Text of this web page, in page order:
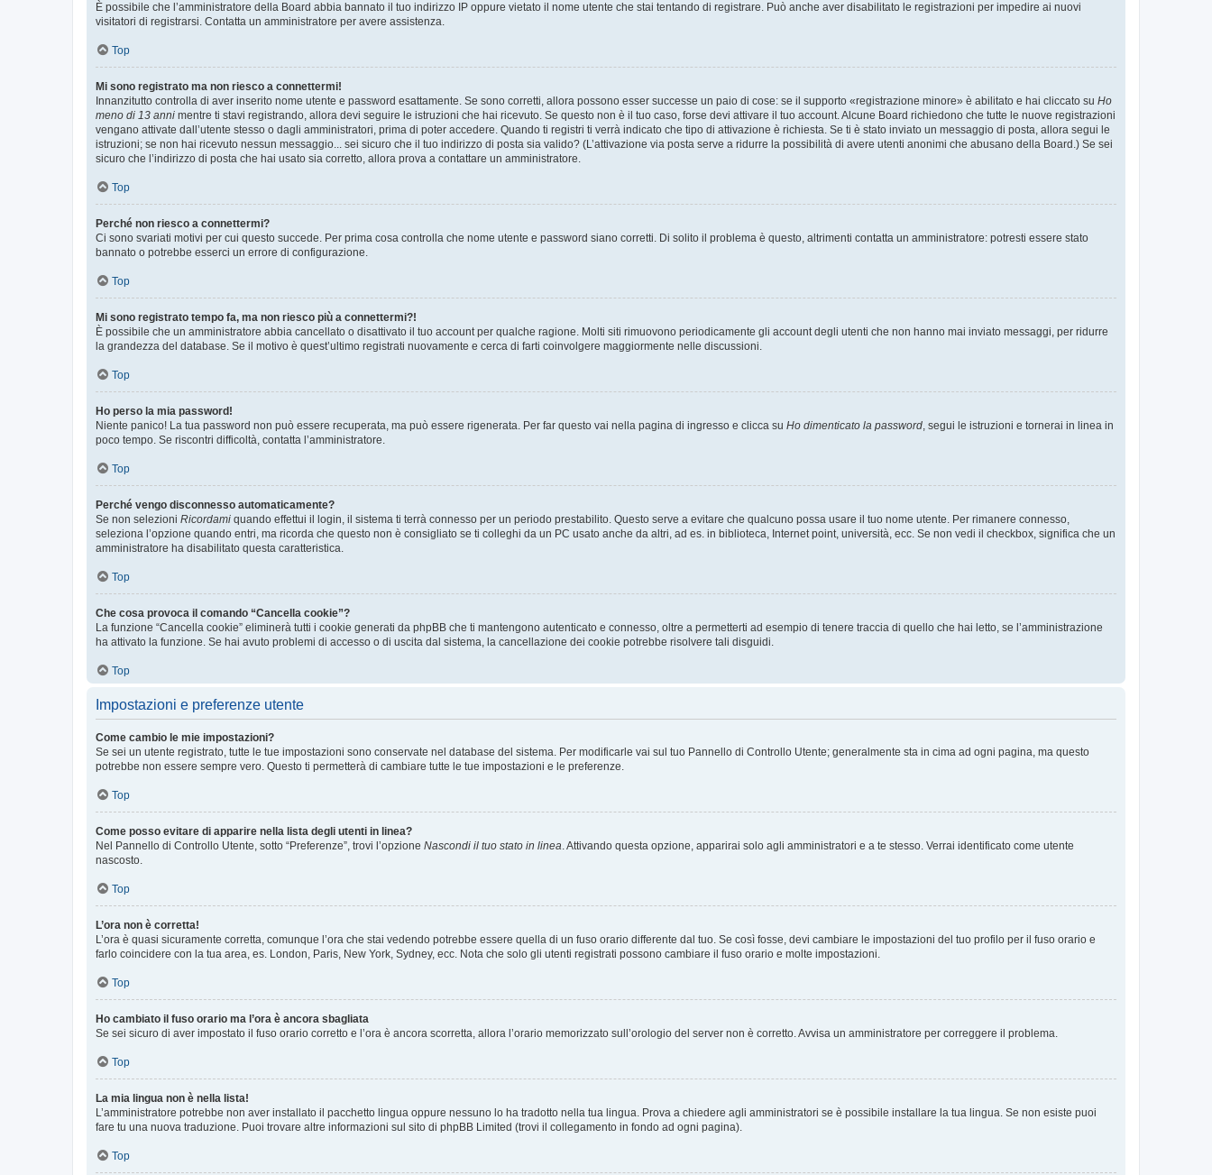
È possibile che l’amministratore della Board abbia bannato il tuo indirizzo IP oppure vietato il nome utente che stai tentando di registrare. Può anche aver disabilitato le registrazioni per impedire ai nuovi
visitatori di registrarsi. Contatta un amministratore per avere assistenza.
Top
Mi sono registrato ma non riesco a connettermi!
Innanzitutto controlla di aver inserito nome utente e password esattamente. Se sono corretti, allora possono esser successe un paio di cose: se il supporto «registrazione minore» è abilitato e hai cliccato su Ho
meno di 13 anni mentre ti stavi registrando, allora devi seguire le istruzioni che hai ricevuto. Se questo non è il tuo caso, forse devi attivare il tuo account. Alcune Board richiedono che tutte le nuove registrazioni
vengano attivate dall’utente stesso o dagli amministratori, prima di poter accedere. Quando ti registri ti verrà indicato che tipo di attivazione è richiesta. Se ti è stato inviato un messaggio di posta, allora segui le
istruzioni; se non hai ricevuto nessun messaggio... sei sicuro che il tuo indirizzo di posta sia valido? (L’attivazione via posta serve a ridurre la possibilità di avere utenti anonimi che abusano della Board.) Se sei
sicuro che l’indirizzo di posta che hai usato sia corretto, allora prova a contattare un amministratore.
Top
Perché non riesco a connettermi?
Ci sono svariati motivi per cui questo succede. Per prima cosa controlla che nome utente e password siano corretti. Di solito il problema è questo, altrimenti contatta un amministratore: potresti essere stato
bannato o potrebbe esserci un errore di configurazione.
Top
Mi sono registrato tempo fa, ma non riesco più a connettermi?!
È possibile che un amministratore abbia cancellato o disattivato il tuo account per qualche ragione. Molti siti rimuovono periodicamente gli account degli utenti che non hanno mai inviato messaggi, per ridurre
la grandezza del database. Se il motivo è quest’ultimo registrati nuovamente e cerca di farti coinvolgere maggiormente nelle discussioni.
Top
Ho perso la mia password!
Niente panico! La tua password non può essere recuperata, ma può essere rigenerata. Per far questo vai nella pagina di ingresso e clicca su Ho dimenticato la password, segui le istruzioni e tornerai in linea in
poco tempo. Se riscontri difficoltà, contatta l’amministratore.
Top
Perché vengo disconnesso automaticamente?
Se non selezioni Ricordami quando effettui il login, il sistema ti terrà connesso per un periodo prestabilito. Questo serve a evitare che qualcuno possa usare il tuo nome utente. Per rimanere connesso,
seleziona l’opzione quando entri, ma ricorda che questo non è consigliato se ti colleghi da un PC usato anche da altri, ad es. in biblioteca, Internet point, università, ecc. Se non vedi il checkbox, significa che un
amministratore ha disabilitato questa caratteristica.
Top
Che cosa provoca il comando “Cancella cookie”?
La funzione “Cancella cookie” eliminerà tutti i cookie generati da phpBB che ti mantengono autenticato e connesso, oltre a permetterti ad esempio di tenere traccia di quello che hai letto, se l’amministrazione
ha attivato la funzione. Se hai avuto problemi di accesso o di uscita dal sistema, la cancellazione dei cookie potrebbe risolvere tali disguidi.
Top
Impostazioni e preferenze utente
Come cambio le mie impostazioni?
Se sei un utente registrato, tutte le tue impostazioni sono conservate nel database del sistema. Per modificarle vai sul tuo Pannello di Controllo Utente; generalmente sta in cima ad ogni pagina, ma questo
potrebbe non essere sempre vero. Questo ti permetterà di cambiare tutte le tue impostazioni e le preferenze.
Top
Come posso evitare di apparire nella lista degli utenti in linea?
Nel Pannello di Controllo Utente, sotto “Preferenze”, trovi l’opzione Nascondi il tuo stato in linea. Attivando questa opzione, apparirai solo agli amministratori e a te stesso. Verrai identificato come utente
nascosto.
Top
L’ora non è corretta!
L’ora è quasi sicuramente corretta, comunque l’ora che stai vedendo potrebbe essere quella di un fuso orario differente dal tuo. Se così fosse, devi cambiare le impostazioni del tuo profilo per il fuso orario e
farlo coincidere con la tua area, es. London, Paris, New York, Sydney, ecc. Nota che solo gli utenti registrati possono cambiare il fuso orario e molte impostazioni.
Top
Ho cambiato il fuso orario ma l’ora è ancora sbagliata
Se sei sicuro di aver impostato il fuso orario corretto e l’ora è ancora scorretta, allora l’orario memorizzato sull’orologio del server non è corretto. Avvisa un amministratore per correggere il problema.
Top
La mia lingua non è nella lista!
L’amministratore potrebbe non aver installato il pacchetto lingua oppure nessuno lo ha tradotto nella tua lingua. Prova a chiedere agli amministratori se è possibile installare la tua lingua. Se non esiste puoi
fare tu una nuova traduzione. Puoi trovare altre informazioni sul sito di phpBB Limited (trovi il collegamento in fondo ad ogni pagina).
Top